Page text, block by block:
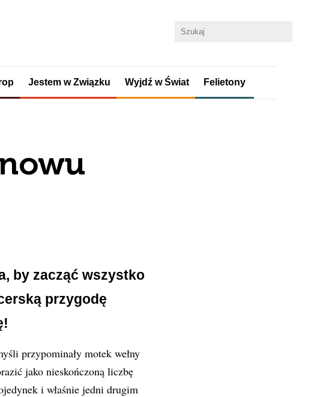
Jestem w Związku Wyjdź w Świat Felietony
by zacząć wszystko
przygodę
przypominały motek wełny
jako nieskończoną liczbę
i właśnie jedni drugim